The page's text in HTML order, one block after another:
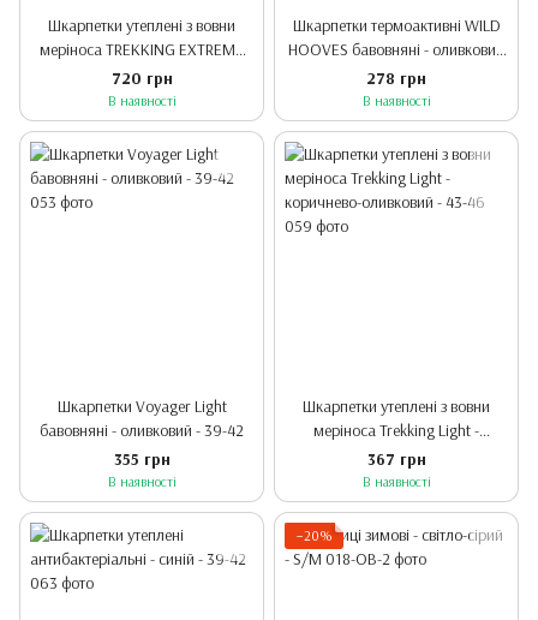
Шкарпетки утеплені з вовни
меріноса TREKKING EXTREME
зимові - чорний/червоний - 39-
42
720 грн
В наявності
Шкарпетки термоактивні WILD
HOOVES бавовняні - оливковий
- 39-42
278 грн
В наявності
Шкарпетки Voyager Light
бавовняні - оливковий - 39-42
355 грн
В наявності
Шкарпетки утеплені з вовни
меріноса Trekking Light -
коричнево-оливковий - 43-46
367 грн
В наявності
−20%